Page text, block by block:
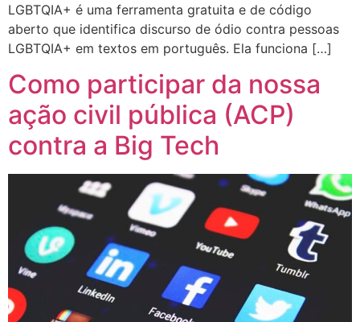
LGBTQIA+ é uma ferramenta gratuita e de código
aberto que identifica discurso de ódio contra pessoas
LGBTQIA+ em textos em português. Ela funciona […]
Como participar da nossa
ação civil pública (ACP)
contra a Big Tech